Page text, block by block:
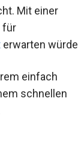
Mit einer
für
erwarten würde.
einfach
schnellen